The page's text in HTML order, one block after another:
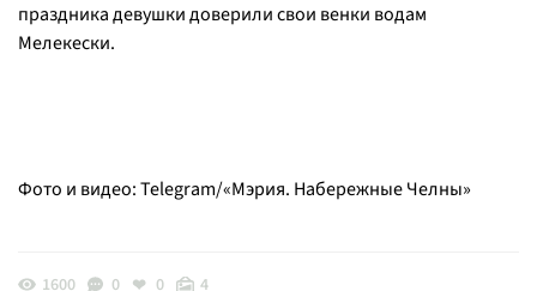
праздника девушки доверили свои венки водам
Мелекески.
Фото и видео: Telegram/«Мэрия. Набережные Челны»
1600 0 0 4